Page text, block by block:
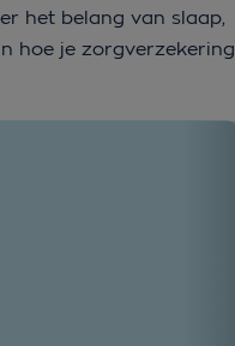
het belang van slaap,
hoe je zorgverzekering